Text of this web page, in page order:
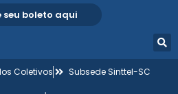
seu boleto aqui
Coletivos Subsede Sinttel-SC